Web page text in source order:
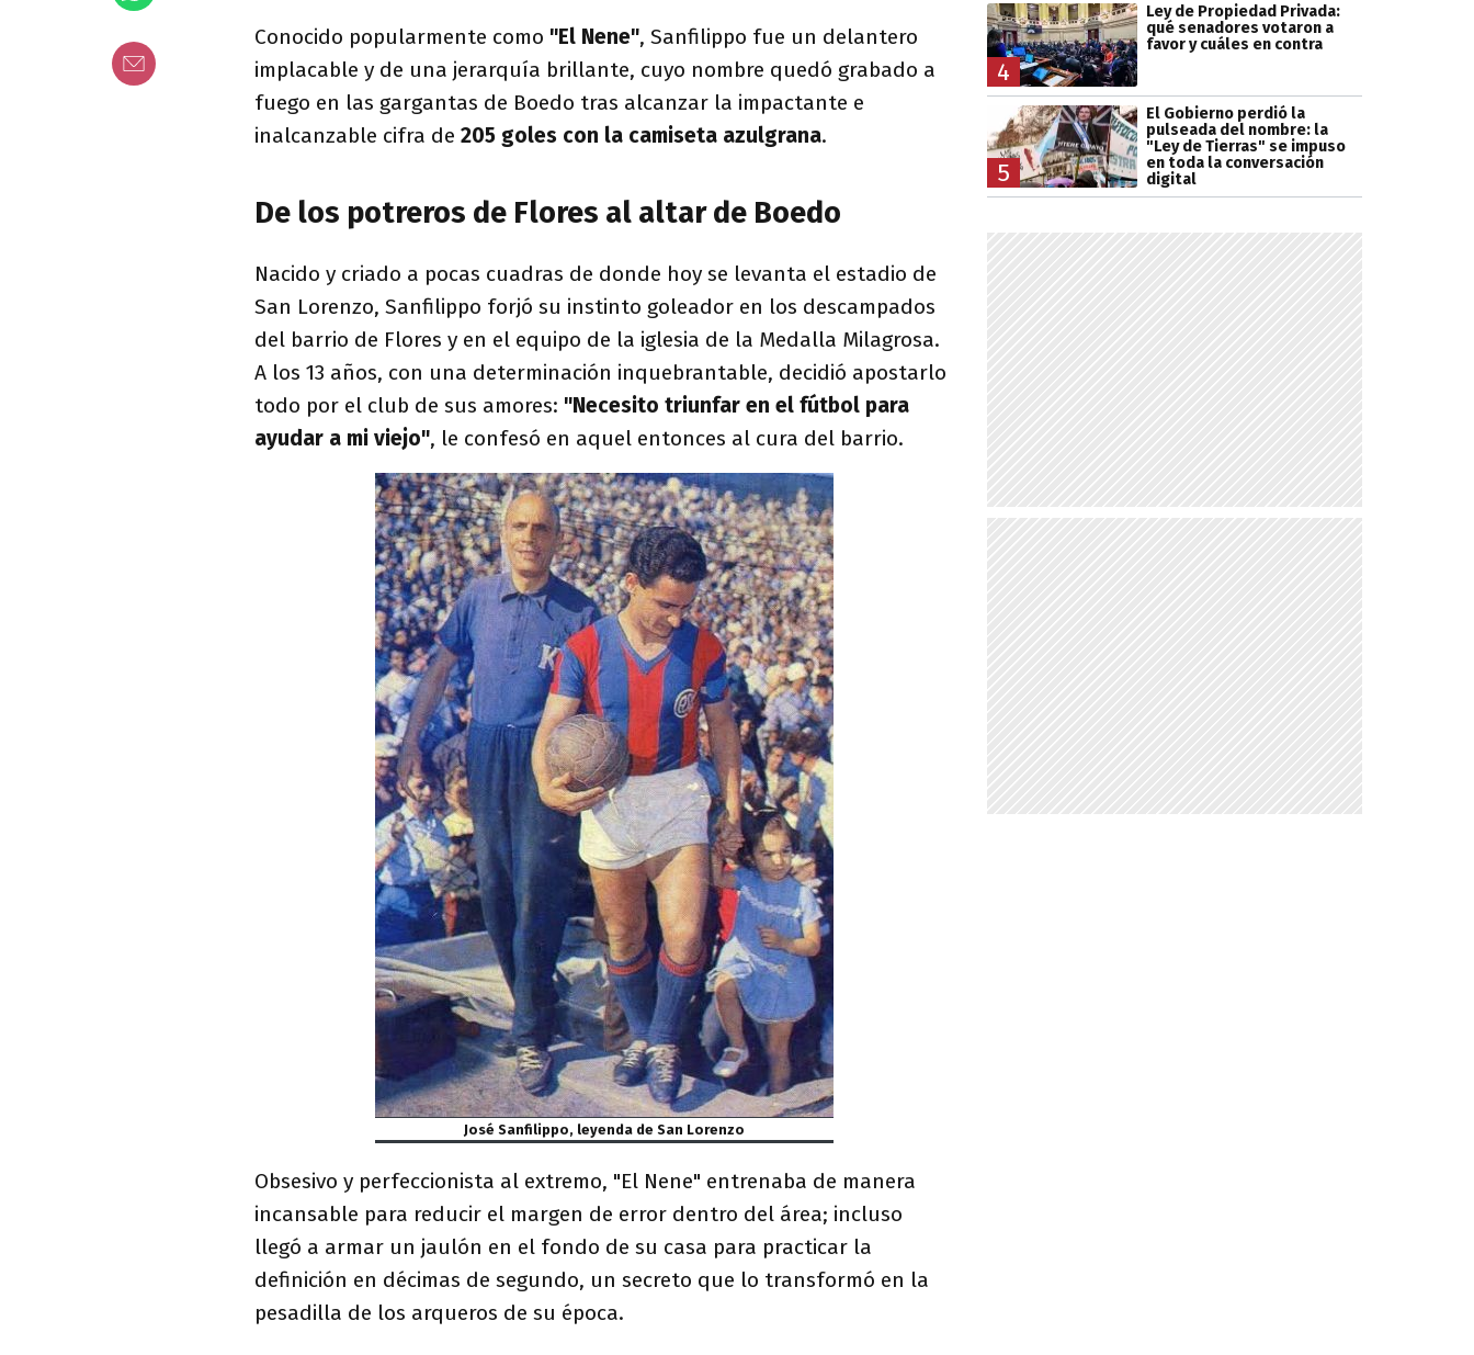
Conocido popularmente como "El Nene", Sanfilippo fue un delantero
implacable y de una jerarquía brillante, cuyo nombre quedó grabado a
fuego en las gargantas de Boedo tras alcanzar la impactante e
inalcanzable cifra de 205 goles con la camiseta azulgrana.
De los potreros de Flores al altar de Boedo
Nacido y criado a pocas cuadras de donde hoy se levanta el estadio de
San Lorenzo, Sanfilippo forjó su instinto goleador en los descampados
del barrio de Flores y en el equipo de la iglesia de la Medalla Milagrosa.
A los 13 años, con una determinación inquebrantable, decidió apostarlo
todo por el club de sus amores: "Necesito triunfar en el fútbol para
ayudar a mi viejo", le confesó en aquel entonces al cura del barrio.
José Sanfilippo, leyenda de San Lorenzo
Obsesivo y perfeccionista al extremo, "El Nene" entrenaba de manera
incansable para reducir el margen de error dentro del área; incluso
llegó a armar un jaulón en el fondo de su casa para practicar la
definición en décimas de segundo, un secreto que lo transformó en la
pesadilla de los arqueros de su época.
4
Ley de Propiedad Privada:
qué senadores votaron a
favor y cuáles en contra
5
El Gobierno perdió la
pulseada del nombre: la
"Ley de Tierras" se impuso
en toda la conversación
digital